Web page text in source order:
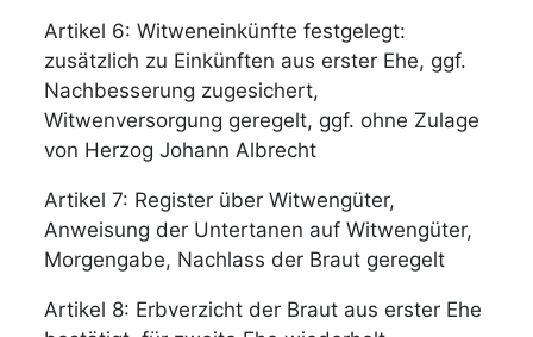
Artikel 6: Witweneinkünfte festgelegt:
zusätzlich zu Einkünften aus erster Ehe, ggf.
Nachbesserung zugesichert,
Witwenversorgung geregelt, ggf. ohne Zulage
von Herzog Johann Albrecht
Artikel 7: Register über Witwengüter,
Anweisung der Untertanen auf Witwengüter,
Morgengabe, Nachlass der Braut geregelt
Artikel 8: Erbverzicht der Braut aus erster Ehe